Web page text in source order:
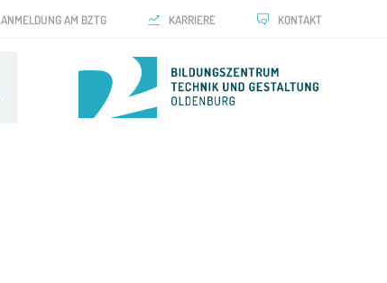
ANMELDUNG AM BZTG KARRIERE KONTAKT